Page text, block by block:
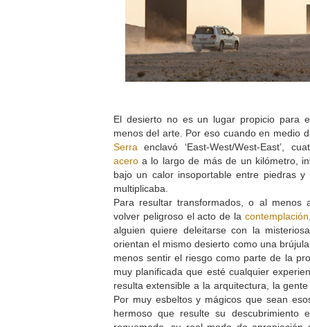
El desierto no es un lugar propicio para
menos del arte. Por eso cuando en medio
Serra enclavó ‘East-West/West-East’,
aceroa lo largo de más de un kilómetro,
bajo un calor insoportable entre piedras
multiplicaba.
Para resultar transformados, o al menos
volver peligroso el acto de lacontemplación
alguien quiere deleitarse con la
orientan el mismo desierto como una
menos sentir el riesgo como parte de la
muy planificada que esté cualquier
resulta extensible a la arquitectura, la
Por muy esbeltos y mágicos que sean
hermoso que resulte su